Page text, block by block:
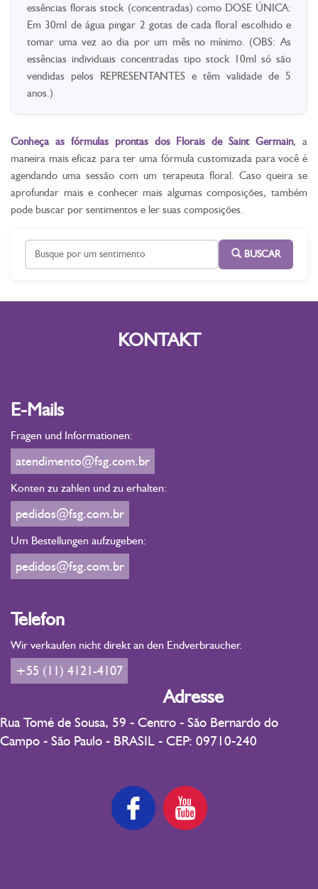
essências florais stock (concentradas) como DOSE ÚNICA:
Em 30ml de água pingar 2 gotas de cada floral escolhido e
tomar uma vez ao dia por um mês no mínimo. (OBS: As
essências individuais concentradas tipo stock 10ml só são
vendidas pelos REPRESENTANTES e têm validade de 5
anos.)
Conheça as fórmulas prontas dos Florais de Saint Germain, a
maneira mais eficaz para ter uma fórmula customizada para você é
agendando uma sessão com um terapeuta floral. Caso queira se
aprofundar mais e conhecer mais algumas composições, também
pode buscar por sentimentos e ler suas composições.
BUSCAR
KONTAKT
E-Mails
Fragen und Informationen:
atendimento@fsg.com.br
Konten zu zahlen und zu erhalten:
pedidos@fsg.com.br
Um Bestellungen aufzugeben:
pedidos@fsg.com.br
Telefon
Wir verkaufen nicht direkt an den Endverbraucher.
+55 (11) 4121-4107
Adresse
Rua Tomé de Sousa, 59 - Centro - São Bernardo do
Campo - São Paulo - BRASIL - CEP: 09710-240